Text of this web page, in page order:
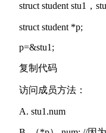
struct student stu1，
struct student *p;
p=&stu1;
复制代码
访问成员方法：
A. stu1.num